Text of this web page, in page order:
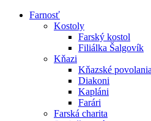
Farnosť
Kostoly
Farský kostol
Filiálka Šalgovík
Kňazi
Kňazské povolania
Diakoni
Kapláni
Farári
Farská charita